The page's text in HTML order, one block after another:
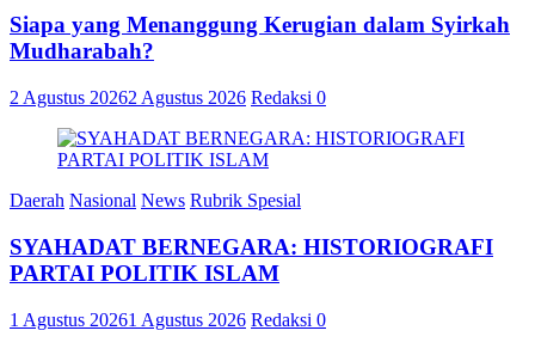
Siapa yang Menanggung Kerugian dalam Syirkah
Mudharabah?
2 Agustus 20262 Agustus 2026 Redaksi 0
Daerah Nasional News Rubrik Spesial
SYAHADAT BERNEGARA: HISTORIOGRAFI
PARTAI POLITIK ISLAM
1 Agustus 20261 Agustus 2026 Redaksi 0